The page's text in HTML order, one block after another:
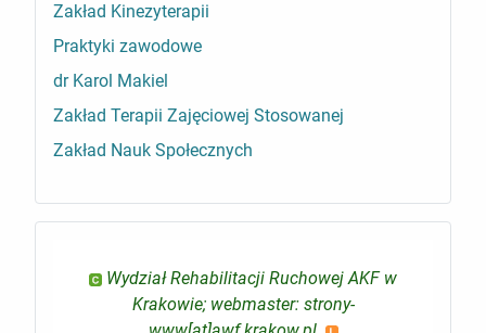
Zakład Kinezyterapii
Praktyki zawodowe
dr Karol Makiel
Zakład Terapii Zajęciowej Stosowanej
Zakład Nauk Społecznych
Wydział Rehabilitacji Ruchowej AKF w
Krakowie; webmaster: strony-